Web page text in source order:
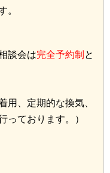
。
談会は完全予約制 と
用、定期的な換気、
っております。）